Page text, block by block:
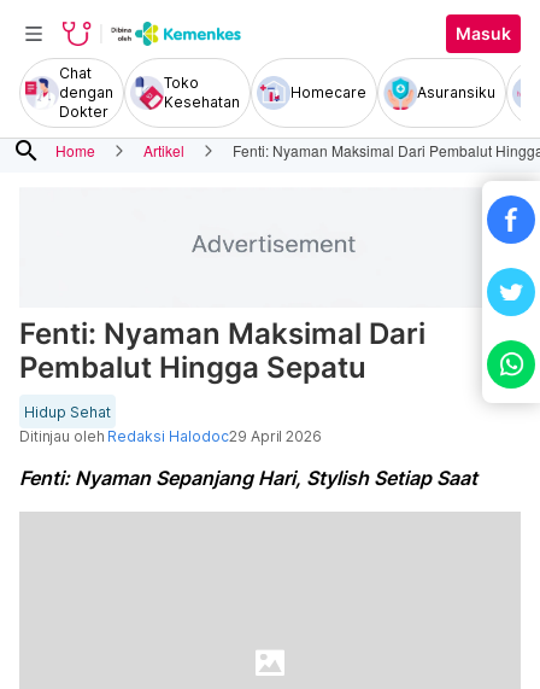
Masuk
Chat
dengan
Dokter
Toko
Kesehatan
Homecare Asuransiku
search Home Artikel Fenti: Nyaman Maksimal Dari Pembalut
Fenti: Nyaman Maksimal Dari
Pembalut Hingga Sepatu
Hidup Sehat
Ditinjau oleh Redaksi Halodoc29 April 2026
Fenti: Nyaman Sepanjang Hari, Stylish Setiap Saat